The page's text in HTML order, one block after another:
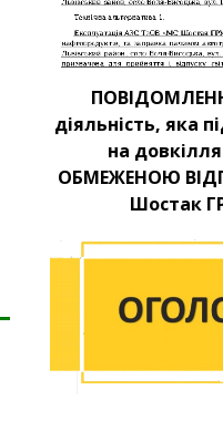
діяльність, яка
на
ОБМЕЖЕНОЮ
Шостак